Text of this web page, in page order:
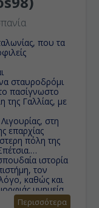
που τα
σταυροδρόμι
πασίγνωστο
της Γαλλίας, με
στη
επαρχίας
πόλη της
ιστορία
τον
λόγο, καθώς και
μνημεία
«η αιώνια
Περισσότερα